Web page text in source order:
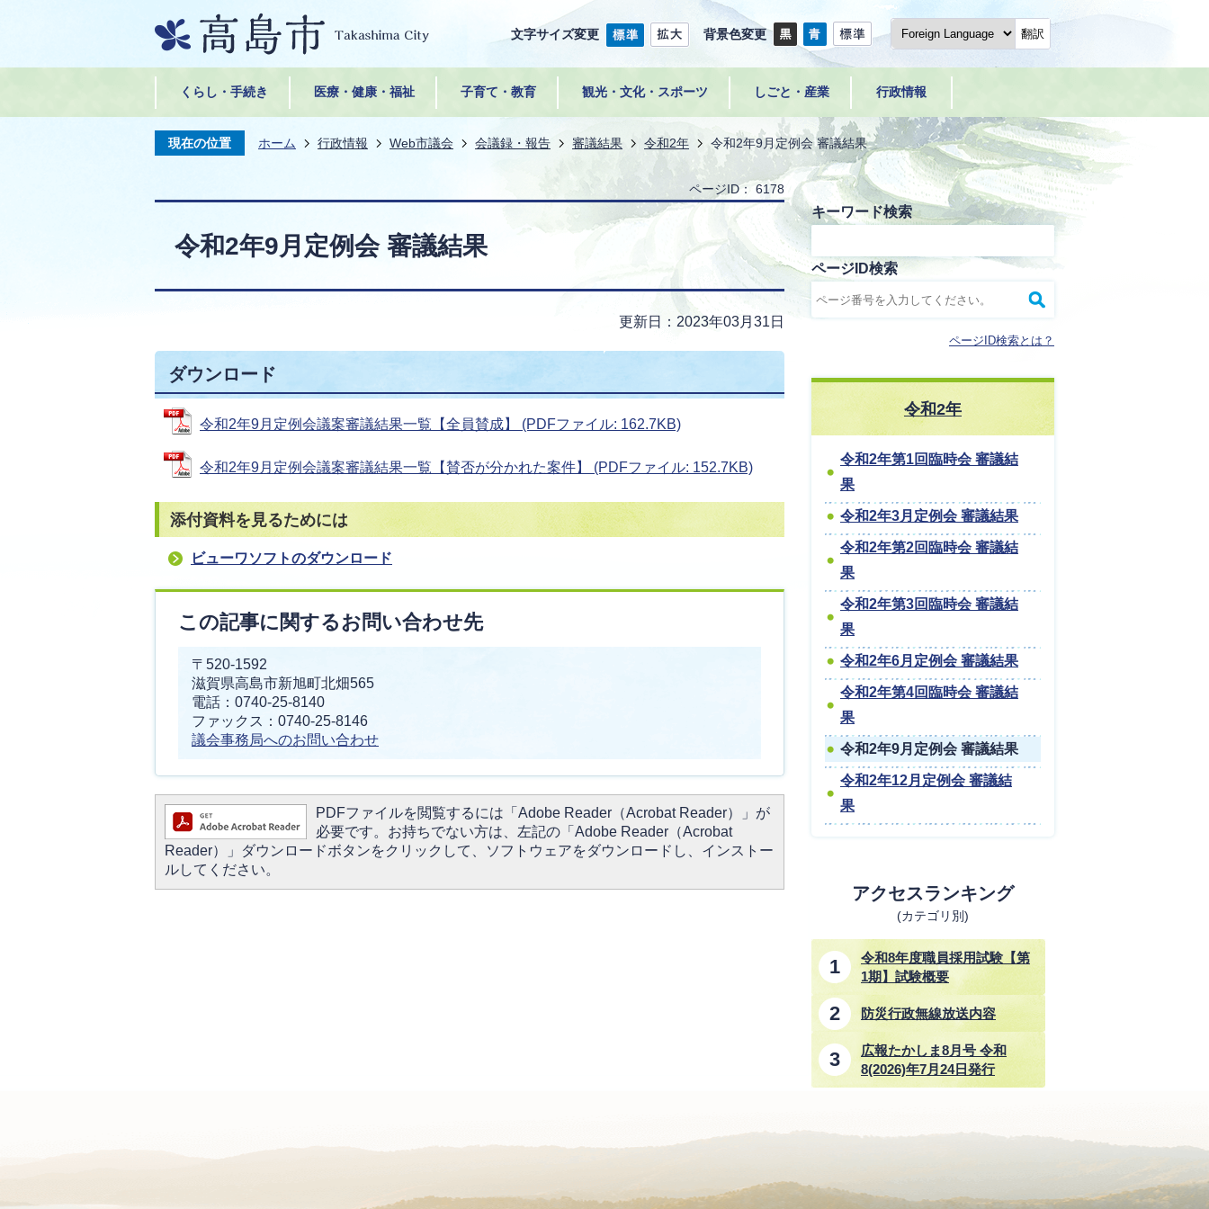
文字サイズ変更 背景色変更 翻訳
くらし・手続き 医療・健康・福祉 子育て・教育 観光・文化・スポーツ しごと・産業 行政情報
現在の位置 ホーム 行政情報 Web市議会 会議録・報告 審議結果 令和2年 令和2年9月定例会 審議結果
ページID： 6178
令和2年9月定例会 審議結果
更新日：2023年03月31日
ダウンロード
令和2年9月定例会議案審議結果一覧【全員賛成】 (PDFファイル: 162.7KB)
令和2年9月定例会議案審議結果一覧【賛否が分かれた案件】 (PDFファイル: 152.7KB)
添付資料を見るためには
ビューワソフトのダウンロード
この記事に関するお問い合わせ先
〒520-1592
滋賀県高島市新旭町北畑565
電話：0740-25-8140
ファックス：0740-25-8146
議会事務局へのお問い合わせ
PDFファイルを閲覧するには「Adobe Reader（Acrobat Reader）」が
必要です。お持ちでない方は、左記の「Adobe Reader（Acrobat
Reader）」ダウンロードボタンをクリックして、ソフトウェアをダウンロードし、インストー
ルしてください。
キーワード検索
ページID検索
ページID検索とは？
令和2年
令和2年第1回臨時会 審議結
果
令和2年3月定例会 審議結果
令和2年第2回臨時会 審議結
果
令和2年第3回臨時会 審議結
果
令和2年6月定例会 審議結果
令和2年第4回臨時会 審議結
果
令和2年9月定例会 審議結果
令和2年12月定例会 審議結
果
アクセスランキング
(カテゴリ別)
令和8年度職員採用試験【第
1期】試験概要
防災行政無線放送内容
広報たかしま8月号 令和
8(2026)年7月24日発行